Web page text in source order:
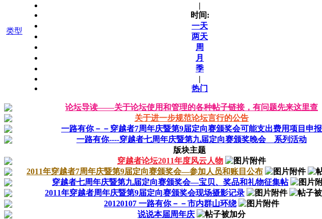
类型
|
时间:
一天
两天
周
月
季
|
热门
论坛导读——关于论坛使用和管理的各种帖子链接，有问题先来这里查
关于进一步规范论坛言行的公告
一路有你－－穿越者7周年庆暨第9届定向赛颁奖会可能支出费用项目申报
一路有你----穿越者七周年庆暨第九届定向赛颁奖晚会 系列活动
版块主题
穿越者论坛2011年度风云人物
2011年穿越者7周年庆暨第9届定向赛颁奖会—参加人员和账目公布
穿越者七周年庆暨第九届定向赛颁奖会—宝贝、奖品和礼物征集帖
2011年穿越者周年庆暨第9届定向赛颁奖会现场摄影记录
20120107 一路有你－－市内群山环绕
说说本届周年庆